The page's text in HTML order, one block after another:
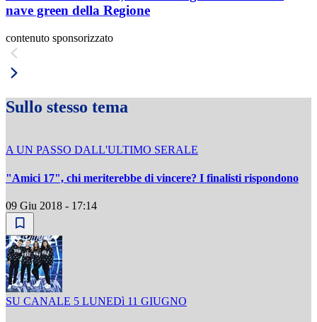
nave green della Regione
contenuto sponsorizzato
Sullo stesso tema
A UN PASSO DALL'ULTIMO SERALE
"Amici 17", chi meriterebbe di vincere? I finalisti rispondono
09 Giu 2018 - 17:14
SU CANALE 5 LUNEDì 11 GIUGNO